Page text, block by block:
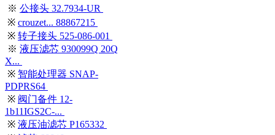
※ 公接头 32.7934-UR
※ crouzet... 88867215
※ 转子接头 525-086-001
※ 液压滤芯 930099Q 20Q
X...
※ 智能处理器 SNAP-
PDPRS64
※ 阀门备件 12-
1b11IGS2C-...
※ 液压油滤芯 P165332